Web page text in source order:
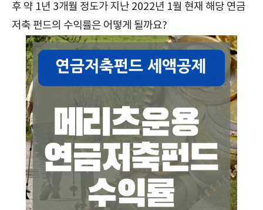
후 약 1년 3개월 정도가 지난 2022년 1월 현재 해당 연금
저축 펀드의 수익률은 어떻게 될까요?